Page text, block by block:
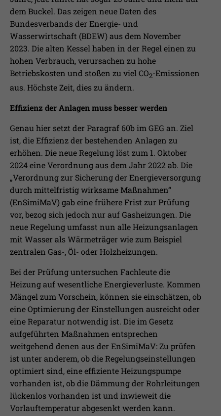
dem Buckel. Das zeigen neue Daten des
Bundesverbands der Energie- und
Wasserwirtschaft (BDEW) aus dem November
2023. Die alten Kessel haben in der Regel einen zu
hohen Verbrauch, verursachen zu hohe
Betriebskosten und stoßen zu viel CO2-Emissionen
aus. Höchste Zeit, dies zu ändern.
Effizienz der Anlagen muss besser werden
Genau hier setzt der Paragraf 60b im GEG an. Ziel
ist, die Effizienz der bestehenden Anlagen zu
erhöhen. Die neue Regelung löst zum 1. Oktober
2024 eine Verordnung aus dem Jahr 2022 ab. Die
„Verordnung zur Sicherung der Energieversorgung
durch mittelfristig wirksame Maßnahmen“
(EnSimiMaV) gab eine frühere Frist zur Prüfung
vor, bezog sich jedoch nur auf Gasheizungen. Die
neue Regelung umfasst nun alle Heizungsanlagen
mit Wasser als Wärmeträger wie zum Beispiel
zentralen Gas-, Öl- oder Holzheizungen.
Bei der Prüfung untersuchen Fachleute die
Heizung auf wesentliche Energieverluste. Kommen
Mängel zum Vorschein, können sie einschätzen, ob
eine Optimierung der Einstellungen ausreicht oder
eine Reparatur notwendig ist. Die im Gesetz
aufgeführten Maßnahmen entsprechen
weitgehend denen aus der EnSimiMaV: Zu prüfen
ist unter anderem, ob die Regelungseinstellungen
optimiert sind, eine effiziente Heizungspumpe
vorhanden ist, ob die Dämmung der Rohrleitungen
lückenlos vorhanden ist und inwieweit die
Vorlauftemperatur abgesenkt werden kann.